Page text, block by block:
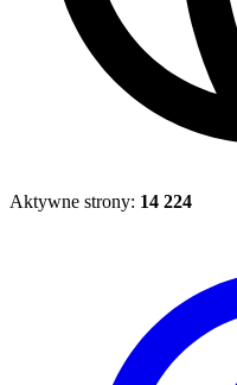
Aktywne strony: 14 224